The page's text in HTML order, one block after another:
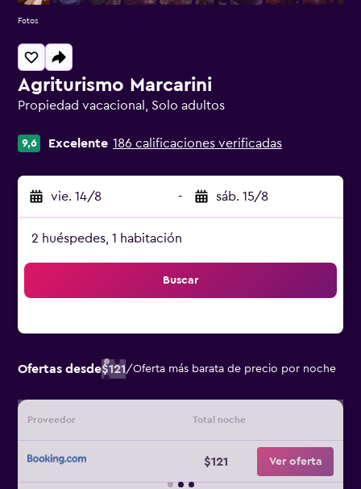
Agriturismo Marcarini
Propiedad vacacional, Solo adultos
9,6 Excelente 186 calificaciones verificadas
vie. 14/8 - sáb. 15/8
2 huéspedes, 1 habitación
Buscar
Ofertas desde$121/Oferta más barata de precio por noche
Proveedor Total noche
$121 Ver oferta
Fotos